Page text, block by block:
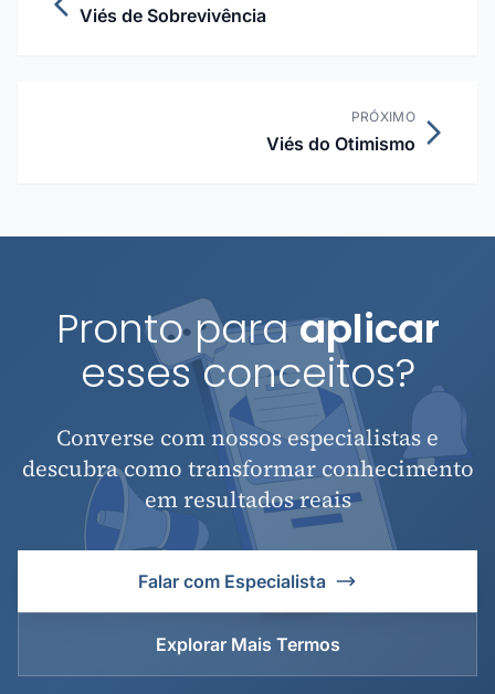
Viés de Sobrevivência
PRÓXIMO
Viés do Otimismo
Pronto paraaplicar
esses conceitos?
Converse com nossos especialistas e
descubra como transformar conhecimento
em resultados reais
Falar com Especialista
Explorar Mais Termos